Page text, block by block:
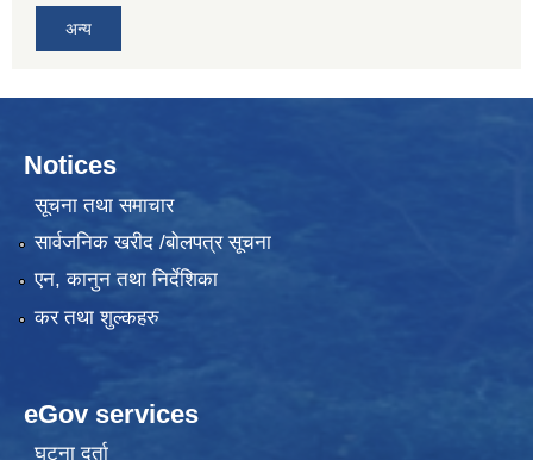
अन्य
Notices
सूचना तथा समाचार
सार्वजनिक खरीद /बोलपत्र सूचना
एन, कानुन तथा निर्देशिका
कर तथा शुल्कहरु
eGov services
घटना दर्ता